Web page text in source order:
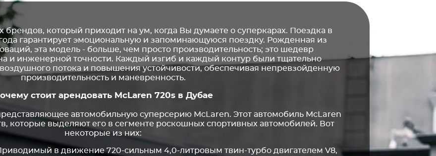
брендов, который приходит на ум, когда Вы думаете о суперкарах. Поездка в
гарантирует эмоциональную и запоминающуюся поездку. Рожденная из
эта модель - больше, чем просто производительность; это шедевр
и инженерной точности. Каждый изгиб и каждый контур были тщательно
потока и повышения устойчивости, обеспечивая непревзойденную
производительность и маневренность.
стоит арендовать McLaren 720s в Дубае
автомобильную суперсерию McLaren. Этот автомобиль McLaren
которые выделяют его в сегменте роскошных спортивных автомобилей. Вот
некоторые из них:
в движение 720-сильным 4,0-литровым твин-турбо двигателем V8,